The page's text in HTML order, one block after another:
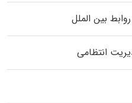
بین الملل
انتظامی